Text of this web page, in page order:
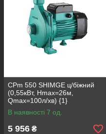
CPm 550 SHIMGE ц/біжний
(0,55кВт, Нmax=26м,
Qmax=100л/хв) {1}
В наявності 7 од.
5 956 ₴